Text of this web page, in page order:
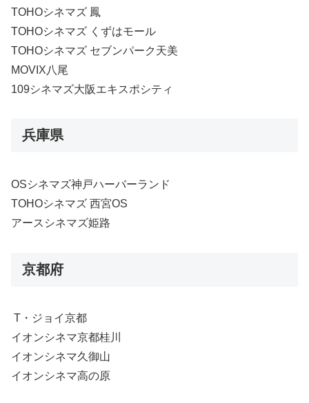
TOHOシネマズ 鳳
TOHOシネマズ くずはモール
TOHOシネマズ セブンパーク天美
MOVIX八尾
109シネマズ大阪エキスポシティ
兵庫県
OSシネマズ神戸ハーバーランド
TOHOシネマズ 西宮OS
アースシネマズ姫路
京都府
T・ジョイ京都
イオンシネマ京都桂川
イオンシネマ久御山
イオンシネマ高の原